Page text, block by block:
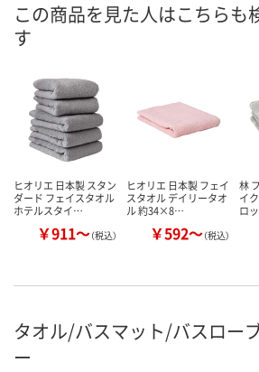
ません
この商品を見た人はこちらも
す
ヒオリエ 日本製 スタン
ダード フェイスタオル
ホテルスタイ…
￥911～（税込）
ヒオリエ 日本製 フェイ
スタオル デイリータオ
ル 約34×8…
￥592～（税込）
林
イ
ロ
タオル/バスマット/バスロー
ー